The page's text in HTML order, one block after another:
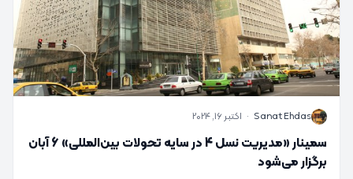
S
Sanat Ehdas
· اکتبر 16, 2024
سمینار «مدیریت نسل 4 در سایه تحولات بین‌المللی» 6 آبان
برگزار می‌شود